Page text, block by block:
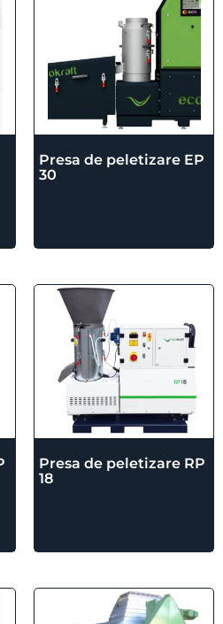
Presa de peletizare EP
30
Presa de peletizare RP
18